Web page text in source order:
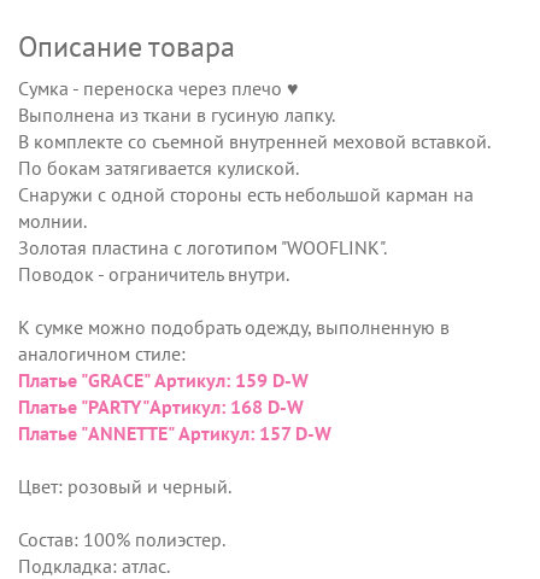
Описание товара
Сумка - переноска через плечо ♥
Выполнена из ткани в гусиную лапку.
В комплекте со съемной внутренней меховой вставкой.
По бокам затягивается кулиской.
Снаружи с одной стороны есть небольшой карман на
молнии.
Золотая пластина с логотипом "WOOFLINK".
Поводок - ограничитель внутри.
К сумке можно подобрать одежду, выполненную в
аналогичном стиле:
Платье "GRACE" Артикул: 159 D-W
Платье "PARTY"Артикул: 168 D-W
Платье "ANNETTE" Артикул: 157 D-W
Цвет: розовый и черный.
Состав: 100% полиэстер.
Подкладка: атлас.